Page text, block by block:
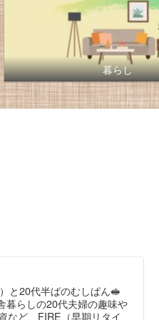
暮らし
と20代半ばのむしぱん🥪
暮らしの20代夫婦の趣味や
など、FIRE（早期リタイ